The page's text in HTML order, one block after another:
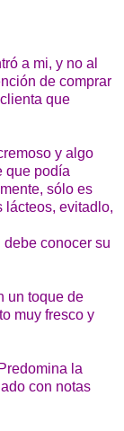
a mi, y no al
de comprar
que
y algo
que podía
sólo es
lácteos, evitadlo,
conocer su
un toque de
muy fresco y
la
con notas